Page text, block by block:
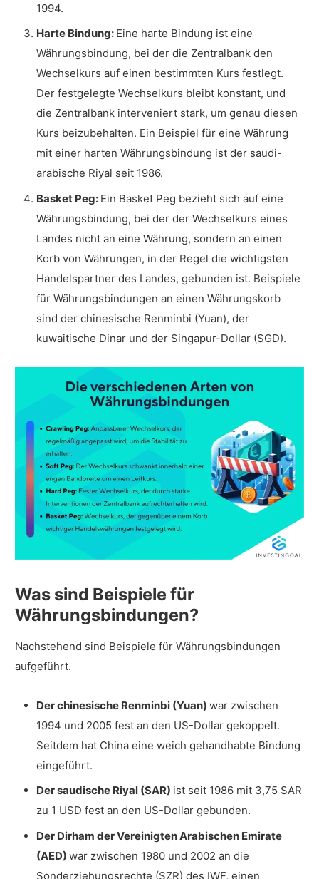
1994.
Harte Bindung: Eine harte Bindung ist eine
Währungsbindung, bei der die Zentralbank den
Wechselkurs auf einen bestimmten Kurs festlegt.
Der festgelegte Wechselkurs bleibt konstant, und
die Zentralbank interveniert stark, um genau diesen
Kurs beizubehalten. Ein Beispiel für eine Währung
mit einer harten Währungsbindung ist der saudi-
arabische Riyal seit 1986.
Basket Peg: Ein Basket Peg bezieht sich auf eine
Währungsbindung, bei der der Wechselkurs eines
Landes nicht an eine Währung, sondern an einen
Korb von Währungen, in der Regel die wichtigsten
Handelspartner des Landes, gebunden ist. Beispiele
für Währungsbindungen an einen Währungskorb
sind der chinesische Renminbi (Yuan), der
kuwaitische Dinar und der Singapur-Dollar (SGD).
Was sind Beispiele für
Währungsbindungen?
Nachstehend sind Beispiele für Währungsbindungen
aufgeführt.
Der chinesische Renminbi (Yuan)war zwischen
1994 und 2005 fest an den US-Dollar gekoppelt.
Seitdem hat China eine weich gehandhabte Bindung
eingeführt.
Der saudische Riyal (SAR) ist seit 1986 mit 3,75 SAR
zu 1 USD fest an den US-Dollar gebunden.
Der Dirham der Vereinigten Arabischen Emirate
(AED)war zwischen 1980 und 2002 an die
Sonderziehungsrechte (SZR) des IWF, einen